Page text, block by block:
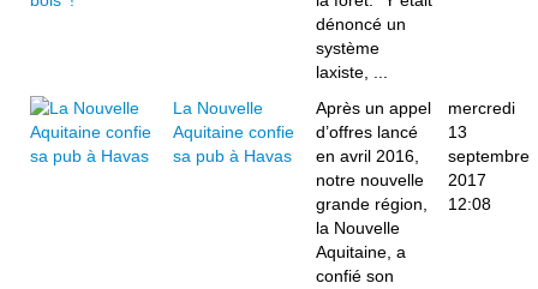
dénoncé un
système
laxiste, ...
La Nouvelle
Aquitaine confie
sa pub à Havas
Après un appel
d’offres lancé
en avril 2016,
notre nouvelle
grande région,
la Nouvelle
Aquitaine, a
confié son
mercredi
13
septembre
2017
12:08